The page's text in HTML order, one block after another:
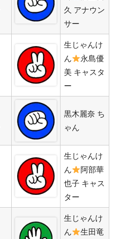
久 アナウン
サー
生じゃんけ
ん
永島優
美 キャスタ
ー
黒木麗奈 ち
ゃん
生じゃんけ
ん
阿部華
也子 キャス
ター
生じゃんけ
ん
生田竜